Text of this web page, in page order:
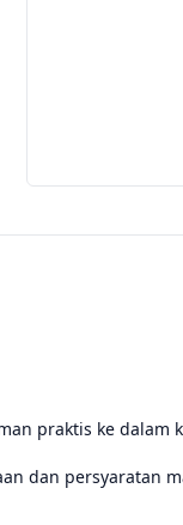
praktis ke dalam
dan persyaratan